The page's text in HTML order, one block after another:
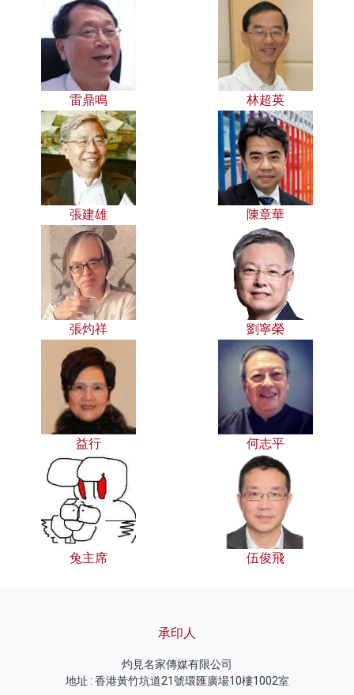
雷鼎鳴 林超英
張建雄 陳章華
張灼祥 劉寧榮
益行 何志平
兔主席 伍俊飛
承印人
灼見名家傳媒有限公司
地址 : 香港黃竹坑道21號環匯廣場10樓1002室